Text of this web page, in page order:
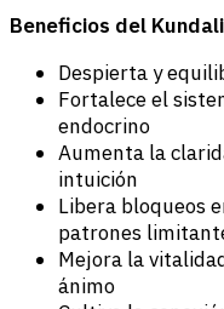
Beneficios del
Despierta y
Fortalece el
endocrino
Aumenta la
intuición
Libera bloqueos
patrones
Mejora la
ánimo